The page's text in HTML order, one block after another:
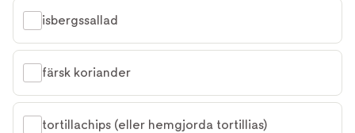
isbergssallad
färsk koriander
tortillachips (eller hemgjorda tortillias)